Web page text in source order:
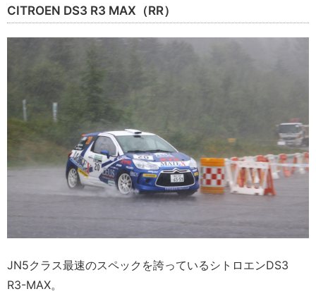
CITROEN DS3 R3 MAX（RR）
JN5クラス最速のスペックを誇っているシトロエンDS3
R3-MAX。